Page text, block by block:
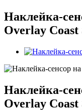
Наклейка-
Overlay Coast
Наклейка-
Overlay Coast